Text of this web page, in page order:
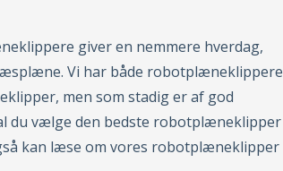
giver en nemmere hverdag,
Vi har både robotplæneklippere
men som stadig er af god
du vælge den bedste robotplæneklipper
kan læse om vores robotplæneklipper